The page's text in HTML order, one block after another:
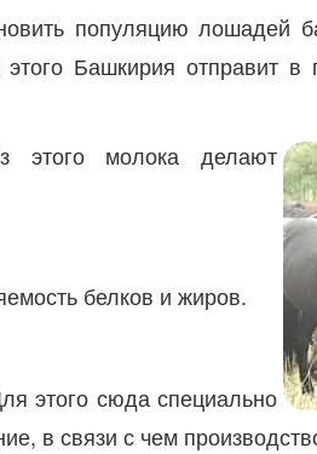
популяцию лошадей
этого Башкирия
этого молока делают
белков и жиров.
этого сюда специально
в связи с чем